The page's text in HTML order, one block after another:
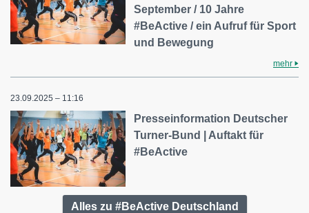
September / 10 Jahre
#BeActive / ein Aufruf für Sport
und Bewegung
mehr
23.09.2025 – 11:16
Presseinformation Deutscher
Turner-Bund | Auftakt für
#BeActive
Alles zu #BeActive Deutschland